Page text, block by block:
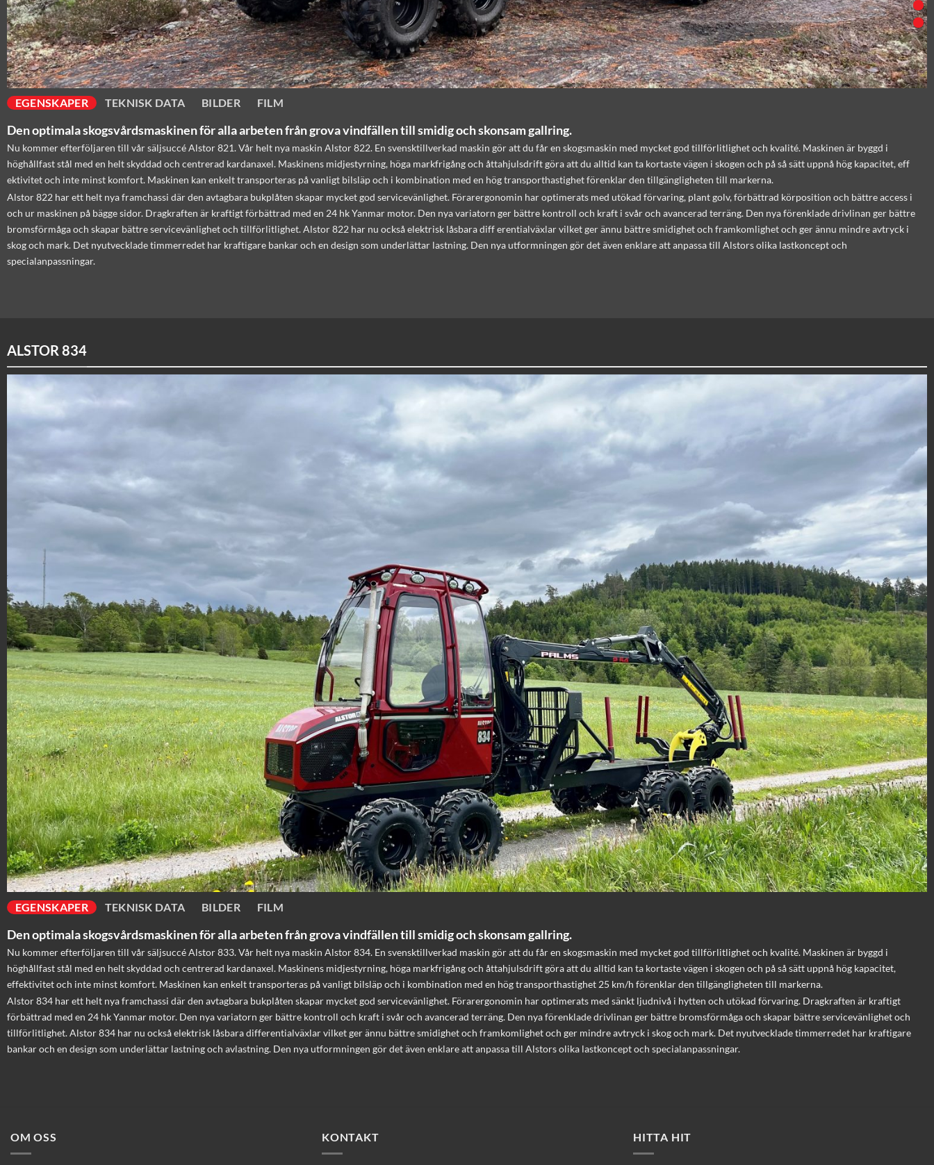
EGENSKAPER TEKNISK DATA BILDER FILM
Den optimala skogsvårdsmaskinen för alla arbeten från grova vindfällen till smidig och skonsam gallring.
Nu kommer efterföljaren till vår säljsuccé Alstor 821. Vår helt nya maskin Alstor 822. En svensktillverkad maskin gör att du får en skogsmaskin med mycket god tillförlitlighet och kvalité. Maskinen är byggd i
höghållfast stål med en helt skyddad och centrerad kardanaxel. Maskinens midjestyrning, höga markfrigång och åttahjulsdrift göra att du alltid kan ta kortaste vägen i skogen och på så sätt uppnå hög kapacitet, eff
ektivitet och inte minst komfort. Maskinen kan enkelt transporteras på vanligt bilsläp och i kombination med en hög transporthastighet förenklar den tillgängligheten till markerna.
Alstor 822 har ett helt nya framchassi där den avtagbara bukplåten skapar mycket god servicevänlighet. Förarergonomin har optimerats med utökad förvaring, plant golv, förbättrad körposition och bättre access i
och ur maskinen på bägge sidor. Dragkraften är kraftigt förbättrad med en 24 hk Yanmar motor. Den nya variatorn ger bättre kontroll och kraft i svår och avancerad terräng. Den nya förenklade drivlinan ger bättre
bromsförmåga och skapar bättre servicevänlighet och tillförlitlighet. Alstor 822 har nu också elektrisk låsbara diff erentialväxlar vilket ger ännu bättre smidighet och framkomlighet och ger ännu mindre avtryck i
skog och mark. Det nyutvecklade timmerredet har kraftigare bankar och en design som underlättar lastning. Den nya utformningen gör det även enklare att anpassa till Alstors olika lastkoncept och
specialanpassningar.
ALSTOR 834
EGENSKAPER TEKNISK DATA BILDER FILM
Den optimala skogsvårdsmaskinen för alla arbeten från grova vindfällen till smidig och skonsam gallring.
Nu kommer efterföljaren till vår säljsuccé Alstor 833. Vår helt nya maskin Alstor 834. En svensktillverkad maskin gör att du får en skogsmaskin med mycket god tillförlitlighet och kvalité. Maskinen är byggd i
höghållfast stål med en helt skyddad och centrerad kardanaxel. Maskinens midjestyrning, höga markfrigång och åttahjulsdrift göra att du alltid kan ta kortaste vägen i skogen och på så sätt uppnå hög kapacitet,
effektivitet och inte minst komfort. Maskinen kan enkelt transporteras på vanligt bilsläp och i kombination med en hög transporthastighet 25 km/h förenklar den tillgängligheten till markerna.
Alstor 834 har ett helt nya framchassi där den avtagbara bukplåten skapar mycket god servicevänlighet. Förarergonomin har optimerats med sänkt ljudnivå i hytten och utökad förvaring. Dragkraften är kraftigt
förbättrad med en 24 hk Yanmar motor. Den nya variatorn ger bättre kontroll och kraft i svår och avancerad terräng. Den nya förenklade drivlinan ger bättre bromsförmåga och skapar bättre servicevänlighet och
tillförlitlighet. Alstor 834 har nu också elektrisk låsbara differentialväxlar vilket ger ännu bättre smidighet och framkomlighet och ger mindre avtryck i skog och mark. Det nyutvecklade timmerredet har kraftigare
bankar och en design som underlättar lastning och avlastning. Den nya utformningen gör det även enklare att anpassa till Alstors olika lastkoncept och specialanpassningar.
OM OSS KONTAKT HITTA HIT